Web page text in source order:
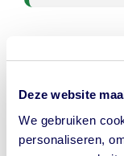
Deze website
We gebruiken
personaliseren,
Malaria
Malaria -